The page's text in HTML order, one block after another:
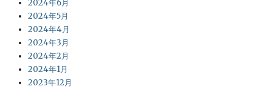
2024年6月
2024年5月
2024年4月
2024年3月
2024年2月
2024年1月
2023年12月